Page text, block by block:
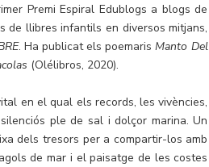
Premi Espiral Edublogs a blogs de
de llibres infantils en diversos mitjans,
. Ha publicat els poemarisManto Del
(Olélibros, 2020).
en el qual els records, les vivències,
ple de sal i dolçor marina. Un
dels tresors per a compartir-los amb
de mar i el paisatge de les costes